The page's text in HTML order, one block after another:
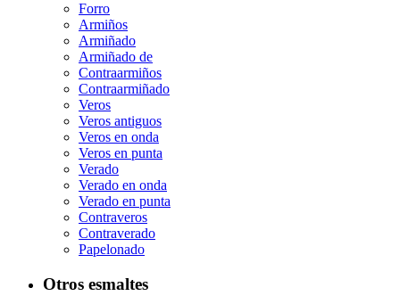
Forro
Armiños
Armiñado
Armiñado de
Contraarmiños
Contraarmiñado
Veros
Veros antiguos
Veros en onda
Veros en punta
Verado
Verado en onda
Verado en punta
Contraveros
Contraverado
Papelonado
Otros esmaltes